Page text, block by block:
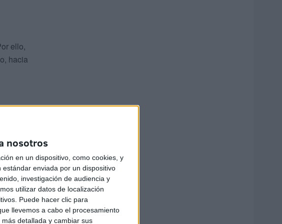
nosotros
en un dispositivo, como cookies, y
enviada por un dispositivo
investigación de audiencia y
utilizar datos de localización
Puede hacer clic para
llevemos a cabo el procesamiento
detallada y cambiar sus
ello,
hacia
TODO.
orgullo,
a
como